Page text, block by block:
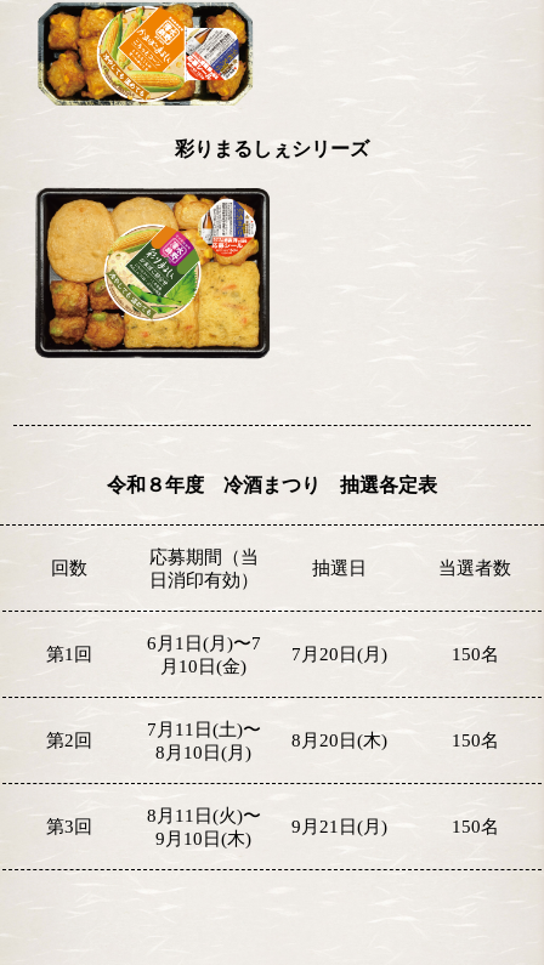
彩りまるしぇシリーズ
令和８年度 冷酒まつり 抽選各定表
回数
応募期間（当
日消印有効）
抽選日 当選者数
第1回
6月1日(月)〜7
月10日(金)
7月20日(月) 150名
第2回
7月11日(土)〜
8月10日(月)
8月20日(木) 150名
第3回
8月11日(火)〜
9月10日(木)
9月21日(月) 150名